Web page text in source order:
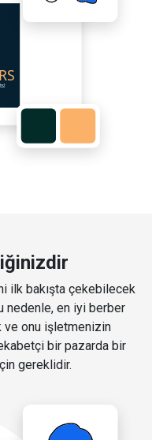
ilk bakışta çekebilecek
nedenle, en iyi berber
ve onu işletmenizin
bir pazarda bir
gereklidir.